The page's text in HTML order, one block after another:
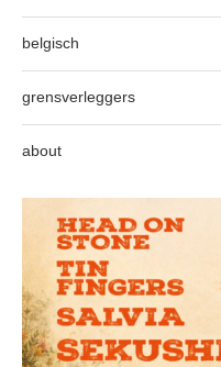
belgisch
grensverleggers
about